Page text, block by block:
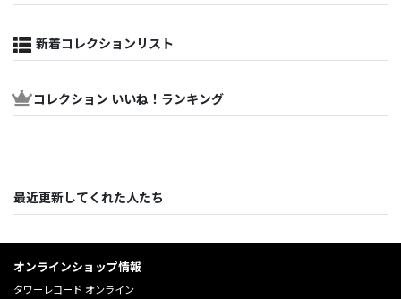
新着コレクションリスト
コレクション いいね！ランキング
最近更新してくれた人たち
オンラインショップ情報
タワーレコード オンライン